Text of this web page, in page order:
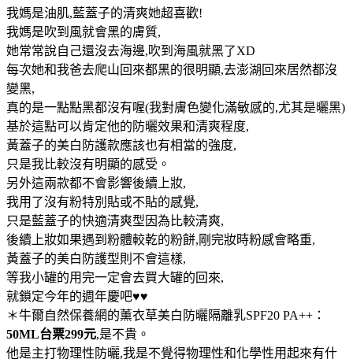
我媽是油肌,藍蓋子的清爽她超喜歡!
我媽是吹到風就會黑的膚質,
她常常說自己還沒去海邊,吹到海風就黑了XD
每次她和我爸去爬山回來都黑的很明顯,去澎湖回來居然都沒
變黑,
真的是一點點黑都沒有喔(我對膚色變化滿敏感的,尤其是曬黑)
基於這點可以肯定他的防曬效果和清爽程度,
黃蓋子的美白防護款應該也有相當的強度,
只是我比較沒有明顯的感受。
另外這兩款都不會影響後續上妝,
我用了沒有粉特別貼或不貼的感覺,
只是藍蓋子的快適清爽型因為比較清爽,
後續上妝如果遇到粉體較乾的粉餅,剛完妝時粉感會略重,
黃蓋子的美白防護型則不會這樣,
等我小罐的用完一定會去買大罐的回來,
就鎖定今年的週年慶吧♥♥
＊牛爾自然保養網的薰衣草美白防曬隔離乳SPF20 PA++：
50ML台票299元,是不貴。
他是主打物理性防曬,我是不覺得物理性和化學性用起來有什